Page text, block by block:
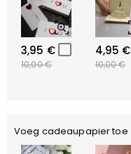
3,95 €
10,00 €
4,95 €
10,00 €
Voeg cadeaupapier toe